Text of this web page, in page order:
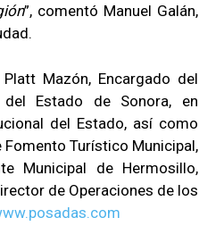
”, comentó Manuel Galán,
Mazón, Encargado del
Estado de Sonora, en
del Estado, así como
Fomento Turístico Municipal,
Municipal de Hermosillo,
de Operaciones de los